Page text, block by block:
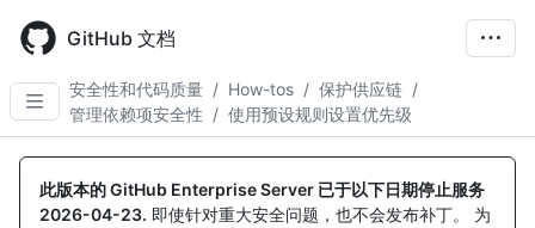
main
content
GitHub 文档
安全性和代码质量 / How-tos / 保护供应链 /
管理依赖项安全性 / 使用预设规则设置优先级
此版本的 GitHub Enterprise Server 已于以下日期停止服务
2026-04-23. 即使针对重大安全问题，也不会发布补丁。 为